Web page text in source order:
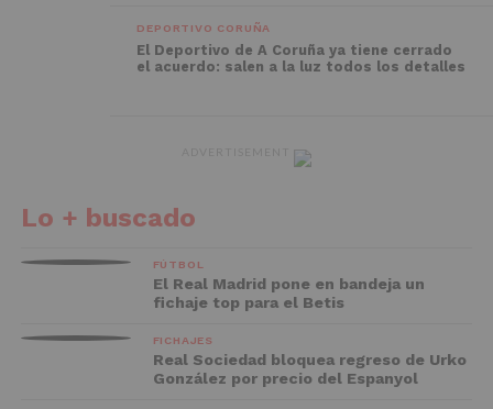
DEPORTIVO CORUÑA
El Deportivo de A Coruña ya tiene cerrado
el acuerdo: salen a la luz todos los detalles
Lo + buscado
FÚTBOL
El Real Madrid pone en bandeja un
fichaje top para el Betis
FICHAJES
Real Sociedad bloquea regreso de Urko
González por precio del Espanyol